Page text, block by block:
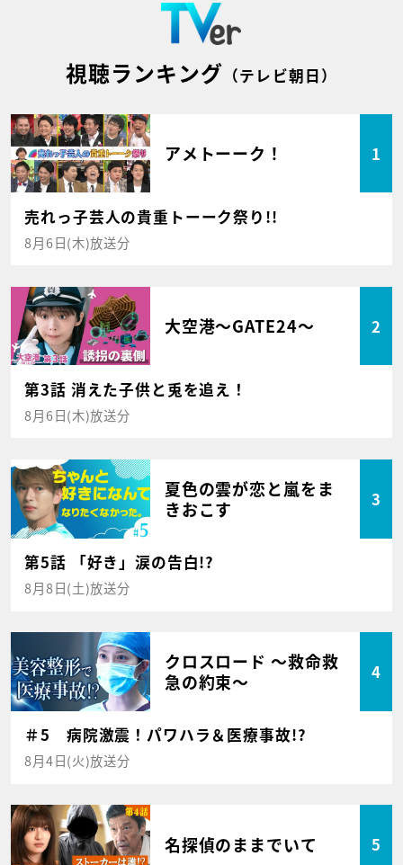
視聴ランキング （テレビ朝日）
アメトーーク！ 1
売れっ子芸人の貴重トーーク祭り!!
8月6日(木)放送分
大空港～GATE24～ 2
第3話 消えた子供と兎を追え！
8月6日(木)放送分
夏色の雲が恋と嵐をま
きおこす
3
第5話 「好き」涙の告白!?
8月8日(土)放送分
クロスロード ～救命救
急の約束～
4
＃5 病院激震！パワハラ＆医療事故!?
8月4日(火)放送分
名探偵のままでいて 5